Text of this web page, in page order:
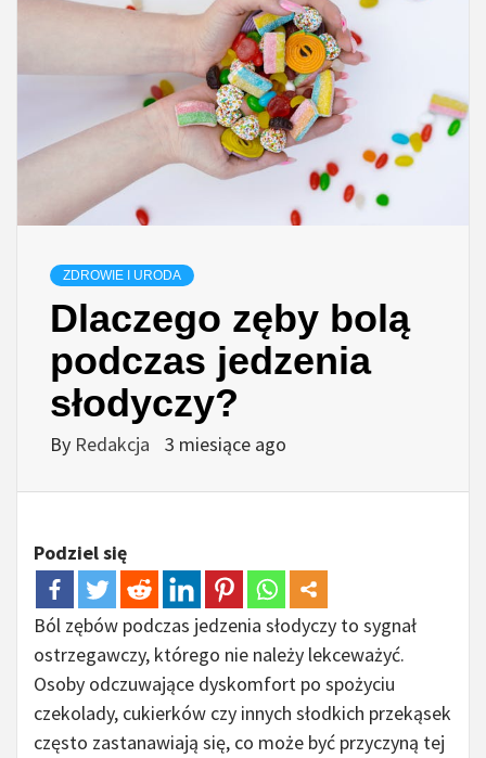
ZDROWIE I URODA
Dlaczego zęby bolą
podczas jedzenia
słodyczy?
By Redakcja 3 miesiące ago
Podziel się
Ból zębów podczas jedzenia słodyczy to sygnał
ostrzegawczy, którego nie należy lekceważyć.
Osoby odczuwające dyskomfort po spożyciu
czekolady, cukierków czy innych słodkich przekąsek
często zastanawiają się, co może być przyczyną tej